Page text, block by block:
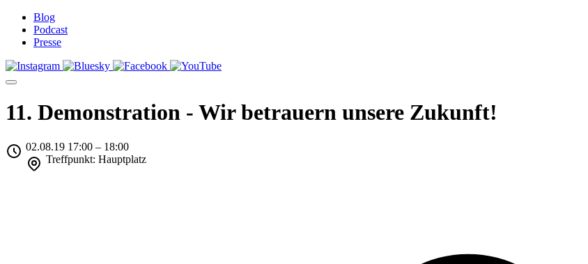
Blog
Podcast
Presse
11. Demonstration - Wir betrauern unsere Zukunft!
02.08.19 17:00 – 18:00
Treffpunkt: Hauptplatz